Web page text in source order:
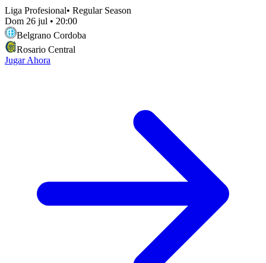
Liga Profesional• Regular Season
Dom 26 jul • 20:00
Belgrano Cordoba
Rosario Central
Jugar Ahora